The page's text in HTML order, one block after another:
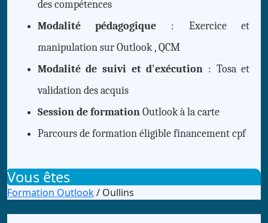
des compétences
Modalité pédagogique : Exercice et
manipulation sur Outlook , QCM
Modalité de suivi et d'exécution : Tosa et
validation des acquis
Session de formationOutlook à la carte
Parcours de formation éligible financement cpf
Vous êtes
Formation Outlook/ Oullins